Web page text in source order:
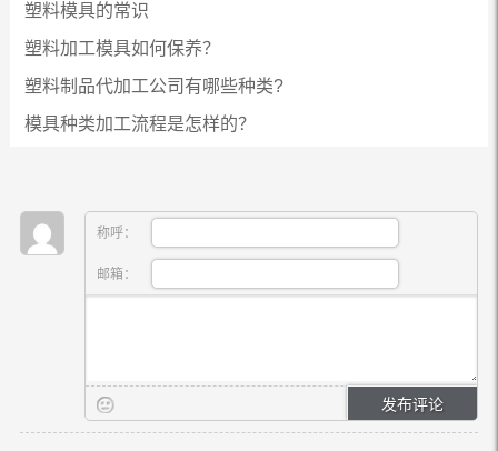
塑料模具的常识
塑料加工模具如何保养？
塑料制品代加工公司有哪些种类?
模具种类加工流程是怎样的？
称呼：
邮箱：